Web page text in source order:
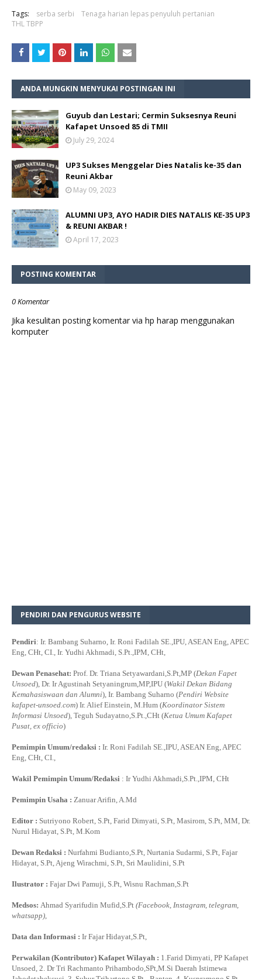
Tags: serba serbi
Tenaga harian lepas penyuluh pertanian
THL TBPP
ANDA MUNGKIN MENYUKAI POSTINGAN INI
Guyub dan Lestari; Cermin Suksesnya Reuni
Kafapet Unsoed 85 di TMII
July 29, 2024
UP3 Sukses Menggelar Dies Natalis ke-35 dan
Reuni Akbar
May 09, 2023
ALUMNI UP3, AYO HADIR DIES NATALIS KE-35 UP3
& REUNI AKBAR !
April 17, 2023
POSTING KOMENTAR
0 Komentar
Jika kesulitan posting komentar via hp harap menggunakan
komputer
PENDIRI DAN PENGURUS WEBSITE
Pendiri: Ir. Bambang Suharno, Ir. Roni Fadilah SE.,IPU, ASEAN Eng, APEC
Eng, CHt, CI., Ir. Yudhi Akhmadi, S.Pt.,IPM, CHt,
Dewan Penasehat: Prof. Dr. Triana Setyawardani,S.Pt,MP (Dekan Fapet
Unsoed), Dr. Ir Agustinah Setyaningrum,MP,IPU (Wakil Dekan Bidang
Kemahasiswaan dan Alumni), Ir. Bambang Suharno (Pendiri Website
kafapet-unsoed.com) Ir. Alief Einstein, M.Hum (Koordinator Sistem
Informasi Unsoed), Teguh Sudayatno,S.Pt.,CHt (Ketua Umum Kafapet
Pusat, ex officio)
Pemimpin Umum/redaksi : Ir. Roni Fadilah SE.,IPU, ASEAN Eng, APEC
Eng, CHt, CI.,
Wakil Pemimpin Umum/Redaksi : Ir Yudhi Akhmadi,S.Pt.,IPM, CHt
Pemimpin Usaha : Zanuar Arifin, A.Md
Editor : Sutriyono Robert, S.Pt, Farid Dimyati, S.Pt, Masirom, S.Pt, MM, Dr.
Nurul Hidayat, S.Pt, M.Kom
Dewan Redaksi : Nurfahmi Budianto,S.Pt, Nurtania Sudarmi, S.Pt, Fajar
Hidayat, S.Pt, Ajeng Wirachmi, S.Pt, Sri Maulidini, S.Pt
Ilustrator : Fajar Dwi Pamuji, S.Pt, Wisnu Rachman,S.Pt
Medsos: Ahmad Syarifudin Mufid,S.Pt (Facebook, Instagram, telegram,
whatsapp),
Data dan Informasi : Ir Fajar Hidayat,S.Pt,
Perwakilan (Kontributor) Kafapet Wilayah : 1.Farid Dimyati, PP Kafapet
Unsoed, 2. Dr Tri Rachmanto Prihambodo,SPt,M.Si Daerah Istimewa